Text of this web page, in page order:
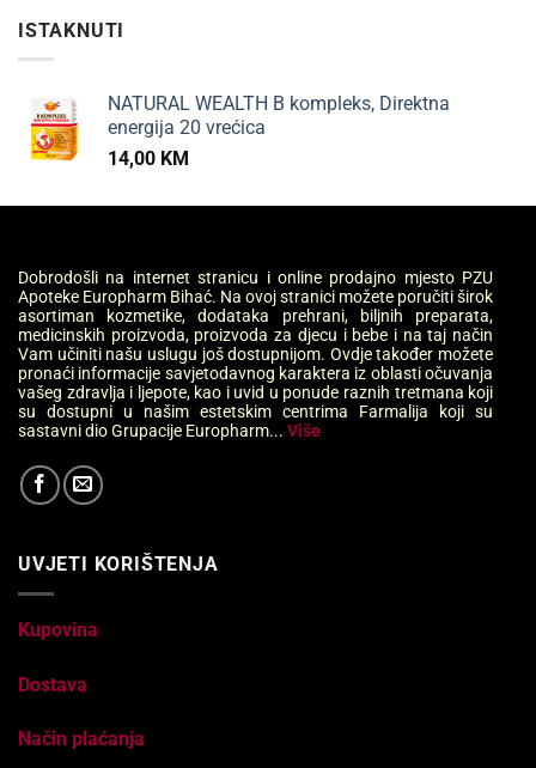
ISTAKNUTI
NATURAL WEALTH B kompleks, Direktna
energija 20 vrećica
14,00 KM
Dobrodošli na internet stranicu i online prodajno mjesto PZU
Apoteke Europharm Bihać. Na ovoj stranici možete poručiti širok
asortiman kozmetike, dodataka prehrani, biljnih preparata,
medicinskih proizvoda, proizvoda za djecu i bebe i na taj način
Vam učiniti našu uslugu još dostupnijom. Ovdje također možete
pronaći informacije savjetodavnog karaktera iz oblasti očuvanja
vašeg zdravlja i ljepote, kao i uvid u ponude raznih tretmana koji
su dostupni u našim estetskim centrima Farmalija koji su
sastavni dio Grupacije Europharm... Više
UVJETI KORIŠTENJA
Kupovina
Dostava
Način plaćanja